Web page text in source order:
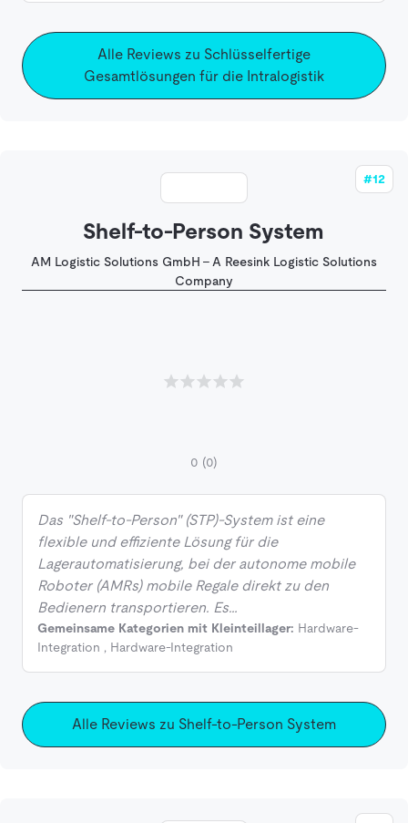
Alle Reviews zu Schlüsselfertige
Gesamtlösungen für die Intralogistik
#12
Shelf-to-Person System
AM Logistic Solutions GmbH - A Reesink Logistic Solutions
Company
0 (0)
Das "Shelf-to-Person" (STP)-System ist eine
flexible und effiziente Lösung für die
Lagerautomatisierung, bei der autonome mobile
Roboter (AMRs) mobile Regale direkt zu den
Bedienern transportieren. Es…
Gemeinsame Kategorien mit Kleinteillager: Hardware-
Integration , Hardware-Integration
Alle Reviews zu Shelf-to-Person System